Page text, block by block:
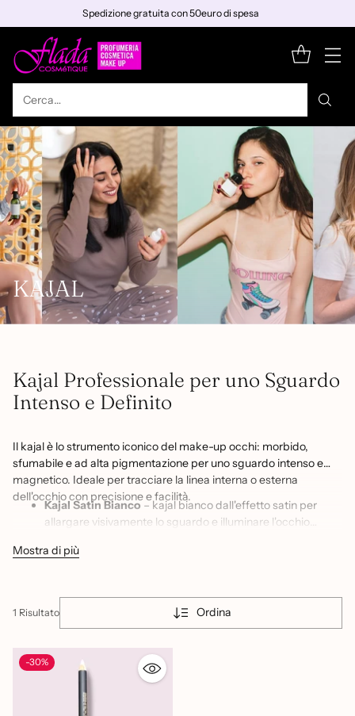
Spedizione gratuita con 50euro di spesa
Cerca…
KAJAL
Kajal Professionale per uno Sguardo
Intenso e Definito
Il kajal è lo strumento iconico del make-up occhi: morbido,
sfumabile e ad alta pigmentazione per uno sguardo intenso e
magnetico. Ideale per tracciare la linea interna o esterna
dell'occhio con precisione e facilità.
Kajal Satin Bianco– kajal bianco dall'effetto satin per
allargare visivamente lo sguardo e illuminare l'occhio
Mostra di più
Ordina
1 Risultato
-30%